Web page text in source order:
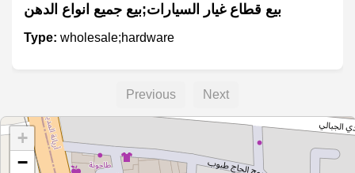
بيع قطاع غيار السيارات;بيع جميع انواع الدهن
Type: wholesale;hardware
Previous Next
+
−